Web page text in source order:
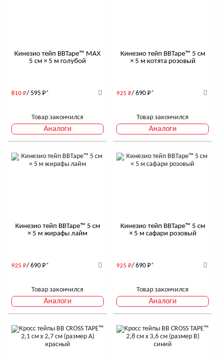
Кинезио тейп BBTape™ МАХ
5 см × 5 м голубой
810 Р/ 595 Р*
Товар закончился
Аналоги
Кинезио тейп BBTape™ 5 см
× 5 м котята розовый
925 Р/ 690 Р*
Товар закончился
Аналоги
Кинезио тейп BBTape™ 5 см
× 5 м жирафы лайм
925 Р/ 690 Р*
Товар закончился
Аналоги
Кинезио тейп BBTape™ 5 см
× 5 м сафари розовый
925 Р/ 690 Р*
Товар закончился
Аналоги